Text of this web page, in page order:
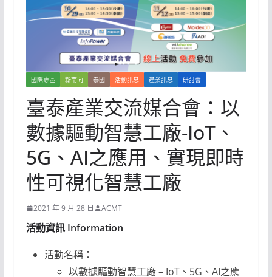
國際專區 新南向 泰國 活動訊息 產業訊息 研討會
臺泰產業交流媒合會：以
數據驅動智慧工廠-IoT、
5G、AI之應用、實現即時
性可視化智慧工廠
2021 年 9 月 28 日 ACMT
活動資訊 Information
活動名稱：
以數據驅動智慧工廠 – IoT、5G、AI之應